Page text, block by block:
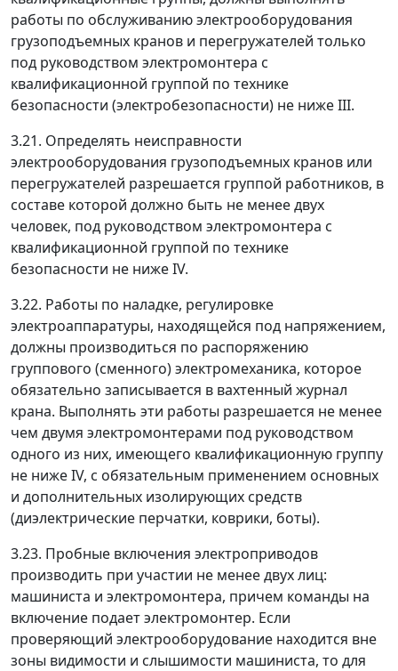
работы по обслуживанию электрооборудования
грузоподъемных кранов и перегружателей только
под руководством электромонтера с
квалификационной группой по технике
безопасности (электробезопасности) не ниже III.
3.21. Определять неисправности
электрооборудования грузоподъемных кранов или
перегружателей разрешается группой работников, в
составе которой должно быть не менее двух
человек, под руководством электромонтера с
квалификационной группой по технике
безопасности не ниже IV.
3.22. Работы по наладке, регулировке
электроаппаратуры, находящейся под напряжением,
должны производиться по распоряжению
группового (сменного) электромеханика, которое
обязательно записывается в вахтенный журнал
крана. Выполнять эти работы разрешается не менее
чем двумя электромонтерами под руководством
одного из них, имеющего квалификационную группу
не ниже IV, с обязательным применением основных
и дополнительных изолирующих средств
(диэлектрические перчатки, коврики, боты).
3.23. Пробные включения электроприводов
производить при участии не менее двух лиц:
машиниста и электромонтера, причем команды на
включение подает электромонтер. Если
проверяющий электрооборудование находится вне
зоны видимости и слышимости машиниста, то для